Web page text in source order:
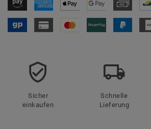
Sicher
einkaufen
Schnelle
Lieferung